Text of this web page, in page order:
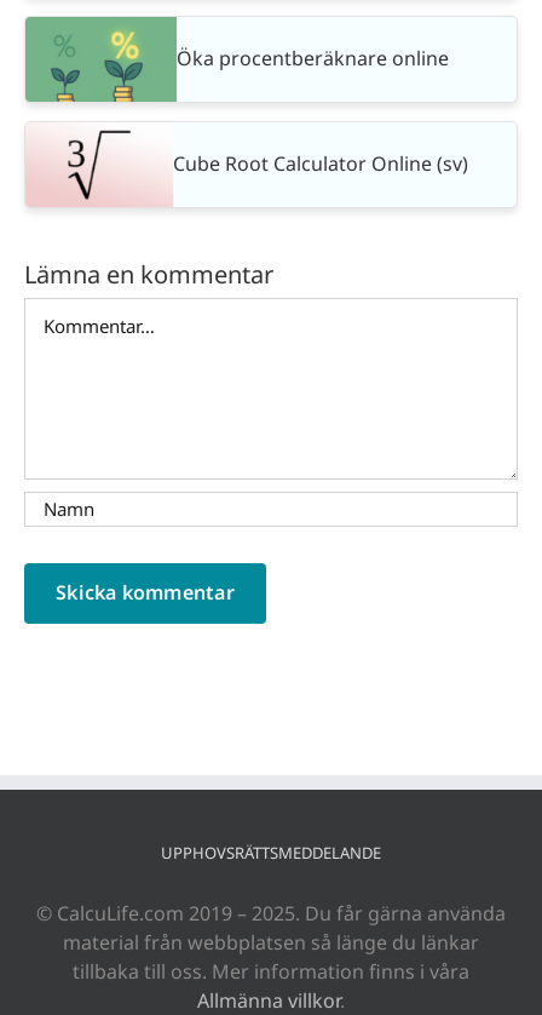
Öka procentberäknare online
Cube Root Calculator Online (sv)
Lämna en kommentar
UPPHOVSRÄTTSMEDDELANDE
© CalcuLife.com 2019 – 2025. Du får gärna använda
material från webbplatsen så länge du länkar
tillbaka till oss. Mer information finns i våra
Allmänna villkor.